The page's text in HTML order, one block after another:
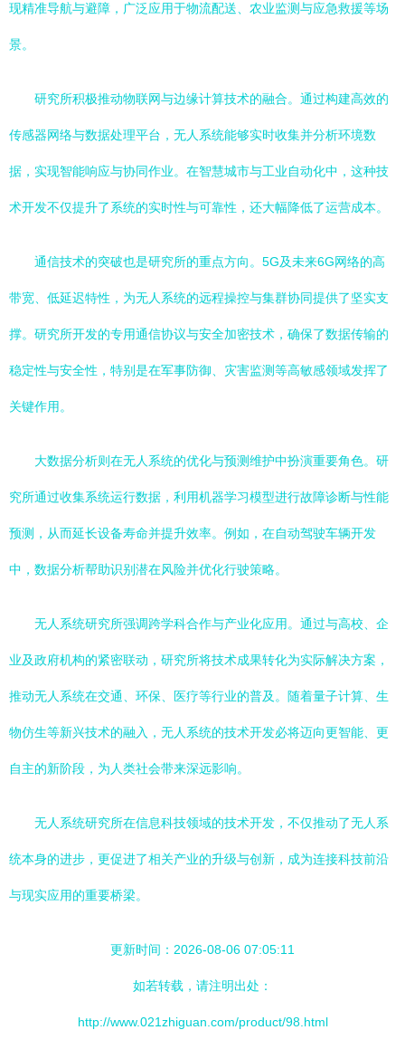
现精准导航与避障，广泛应用于物流配送、农业监测与应急救援等场
景。
研究所积极推动物联网与边缘计算技术的融合。通过构建高效的
传感器网络与数据处理平台，无人系统能够实时收集并分析环境数
据，实现智能响应与协同作业。在智慧城市与工业自动化中，这种技
术开发不仅提升了系统的实时性与可靠性，还大幅降低了运营成本。
通信技术的突破也是研究所的重点方向。5G及未来6G网络的高
带宽、低延迟特性，为无人系统的远程操控与集群协同提供了坚实支
撑。研究所开发的专用通信协议与安全加密技术，确保了数据传输的
稳定性与安全性，特别是在军事防御、灾害监测等高敏感领域发挥了
关键作用。
大数据分析则在无人系统的优化与预测维护中扮演重要角色。研
究所通过收集系统运行数据，利用机器学习模型进行故障诊断与性能
预测，从而延长设备寿命并提升效率。例如，在自动驾驶车辆开发
中，数据分析帮助识别潜在风险并优化行驶策略。
无人系统研究所强调跨学科合作与产业化应用。通过与高校、企
业及政府机构的紧密联动，研究所将技术成果转化为实际解决方案，
推动无人系统在交通、环保、医疗等行业的普及。随着量子计算、生
物仿生等新兴技术的融入，无人系统的技术开发必将迈向更智能、更
自主的新阶段，为人类社会带来深远影响。
无人系统研究所在信息科技领域的技术开发，不仅推动了无人系
统本身的进步，更促进了相关产业的升级与创新，成为连接科技前沿
与现实应用的重要桥梁。
更新时间：2026-08-06 07:05:11
如若转载，请注明出处：
http://www.021zhiguan.com/product/98.html